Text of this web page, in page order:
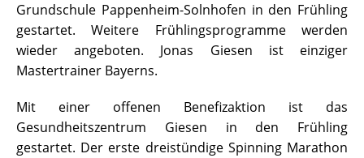
Grundschule Pappenheim-Solnhofen in den Frühling
gestartet. Weitere Frühlingsprogramme werden
wieder angeboten. Jonas Giesen ist einziger
Mastertrainer Bayerns.
Mit einer offenen Benefizaktion ist das
Gesundheitszentrum Giesen in den Frühling
gestartet. Der erste dreistündige Spinning Marathon